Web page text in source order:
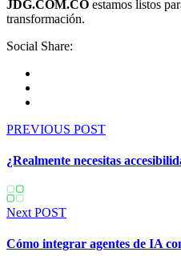
JDG.COM.CO estamos listos
transformación.
Social Share:
PREVIOUS POST
¿Realmente necesitas
Next POST
Cómo integrar agentes de IA